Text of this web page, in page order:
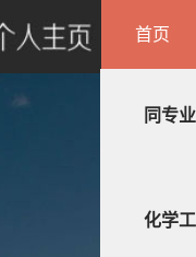
首页
同专
化学